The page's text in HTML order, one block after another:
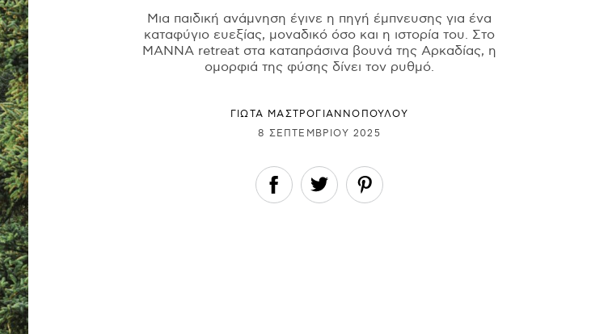
Μια παιδική ανάμνηση έγινε η πηγή έμπνευσης για ένα
καταφύγιο ευεξίας, μοναδικό όσο και η ιστορία του. Στο
ΜΑΝΝΑ retreat στα καταπράσινα βουνά της Αρκαδίας, η
ομορφιά της φύσης δίνει τον ρυθμό.
ΓΙΩΤΑ ΜΑΣΤΡΟΓΙΑΝΝΟΠΟΥΛΟΥ
8 ΣΕΠΤΕΜΒΡΊΟΥ 2025